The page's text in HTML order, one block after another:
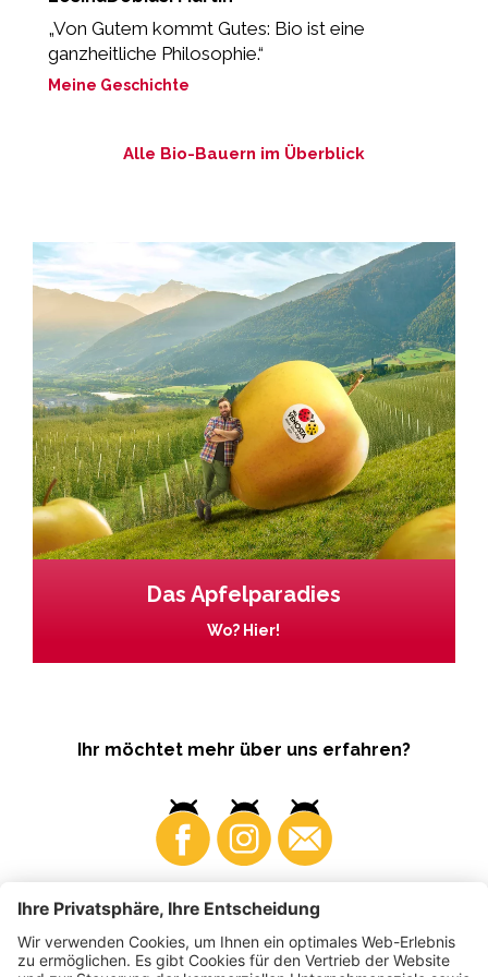
„Von Gutem kommt Gutes: Bio ist eine
ganzheitliche Philosophie.“
Meine Geschichte
Alle Bio-Bauern im Überblick
Das Apfelparadies
Wo? Hier!
Ihr möchtet mehr über uns erfahren?
Business Produzenten